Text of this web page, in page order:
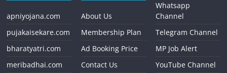
apniyojana.com
pujakaisekare.com
bharatyatri.com
meribadhai.com
About Us
Membership Plan
Ad Booking Price
Contact Us
Whatsapp
Channel
Telegram Channel
MP Job Alert
YouTube Channel